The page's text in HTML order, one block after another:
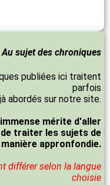
Au sujet des chroniques
publiées ici traitent
parfois
abordés sur notre site.
mérite d'aller
traiter les sujets de
manière appronfondie.
différer selon la langue
choisie